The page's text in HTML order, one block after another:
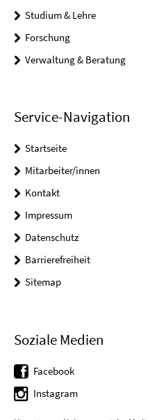
Studium & Lehre
Forschung
Verwaltung & Beratung
Service-Navigation
Startseite
Mitarbeiter/innen
Kontakt
Impressum
Datenschutz
Barrierefreiheit
Sitemap
Soziale Medien
Facebook
Instagram